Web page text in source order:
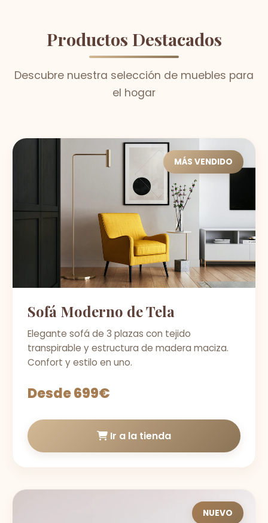
Productos Destacados
Descubre nuestra selección de muebles para
el hogar
MÁS VENDIDO
Sofá Moderno de Tela
Elegante sofá de 3 plazas con tejido
transpirable y estructura de madera maciza.
Confort y estilo en uno.
Desde 699€
Ir a la tienda
NUEVO